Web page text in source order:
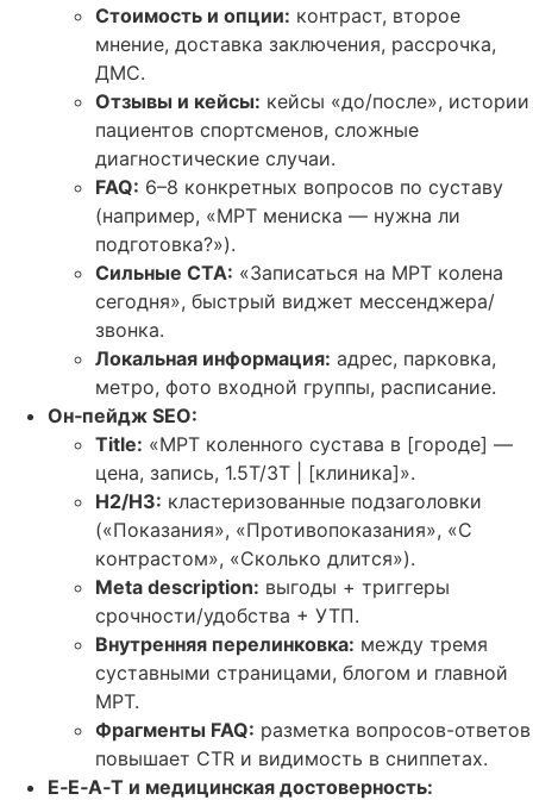
Стоимость и опции: контраст, второе
мнение, доставка заключения, рассрочка,
ДМС.
Отзывы и кейсы: кейсы «до/после», истории
пациентов спортсменов, сложные
диагностические случаи.
FAQ: 6–8 конкретных вопросов по суставу
(например, «МРТ мениска — нужна ли
подготовка?»).
Сильные CTA: «Записаться на МРТ колена
сегодня», быстрый виджет мессенджера/
звонка.
Локальная информация: адрес, парковка,
метро, фото входной группы, расписание.
Он‑пейдж SEO:
Title: «МРТ коленного сустава в [городе] —
цена, запись, 1.5Т/3Т | [клиника]».
H2/H3: кластеризованные подзаголовки
(«Показания», «Противопоказания», «С
контрастом», «Сколько длится»).
Meta description: выгоды + триггеры
срочности/удобства + УТП.
Внутренняя перелинковка: между тремя
суставными страницами, блогом и главной
МРТ.
Фрагменты FAQ: разметка вопросов-ответов
повышает CTR и видимость в сниппетах.
E‑E‑A‑T и медицинская достоверность: